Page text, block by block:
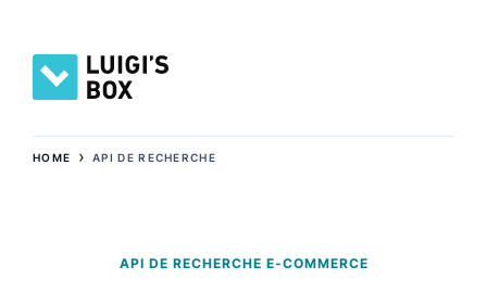
HOME ›API DE RECHERCHE
API DE RECHERCHE E-COMMERCE